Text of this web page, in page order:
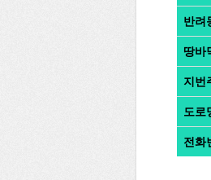
반려
땅바
지번
도로
전화